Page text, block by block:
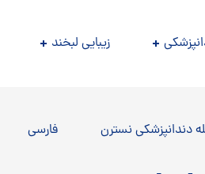
زیبایی لبخند
دندانپزشکی نسترن فارسی